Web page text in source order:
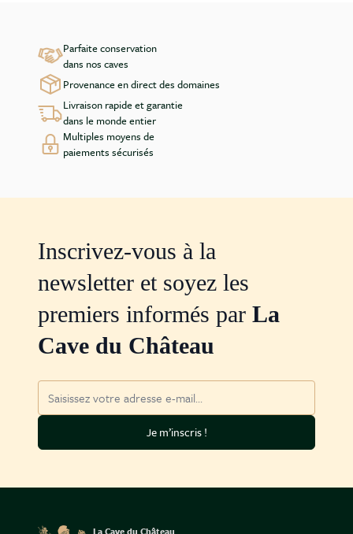
Parfaite conservation
dans nos caves
Provenance en direct des domaines
Livraison rapide et garantie
dans le monde entier
Multiples moyens de
paiements sécurisés
Inscrivez-vous à la
newsletter et soyez les
premiers informés par La
Cave du Château
Je m’inscris !
La Cave du Château